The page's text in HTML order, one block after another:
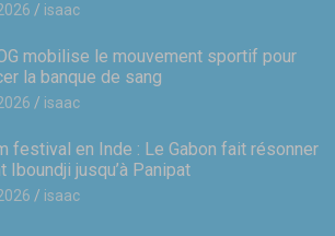
isaac
mobilise le mouvement sportif pour
la banque de sang
isaac
festival en Inde : Le Gabon fait résonner
Iboundji jusqu’à Panipat
isaac